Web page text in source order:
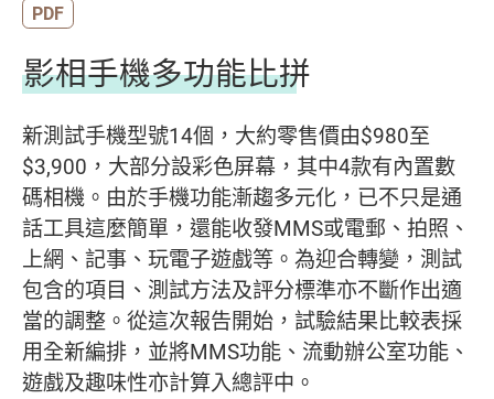
PDF
影相手機多功能比拼
新測試手機型號14個，大約零售價由$980至
$3,900，大部分設彩色屏幕，其中4款有內置數
碼相機。由於手機功能漸趨多元化，已不只是通
話工具這麼簡單，還能收發MMS或電郵、拍照、
上網、記事、玩電子遊戲等。為迎合轉變，測試
包含的項目、測試方法及評分標準亦不斷作出適
當的調整。從這次報告開始，試驗結果比較表採
用全新編排，並將MMS功能、流動辦公室功能、
遊戲及趣味性亦計算入總評中。